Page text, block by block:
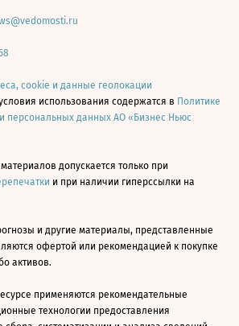
cookie и данные геолокации
использования содержатся в Политике
персональных данных АО «Бизнес Ньюс
допускается только при
и при наличии гиперссылки на
и другие материалы, представленные
офертой или рекомендацией к покупке
активов.
применяются рекомендательные
технологии предоставления